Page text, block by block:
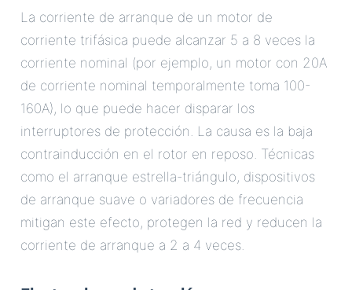
La corriente de arranque de un motor de
corriente trifásica puede alcanzar 5 a 8 veces la
corriente nominal (por ejemplo, un motor con 20A
de corriente nominal temporalmente toma 100-
160A), lo que puede hacer disparar los
interruptores de protección. La causa es la baja
contrainducción en el rotor en reposo. Técnicas
como el arranque estrella-triángulo, dispositivos
de arranque suave o variadores de frecuencia
mitigan este efecto, protegen la red y reducen la
corriente de arranque a 2 a 4 veces.